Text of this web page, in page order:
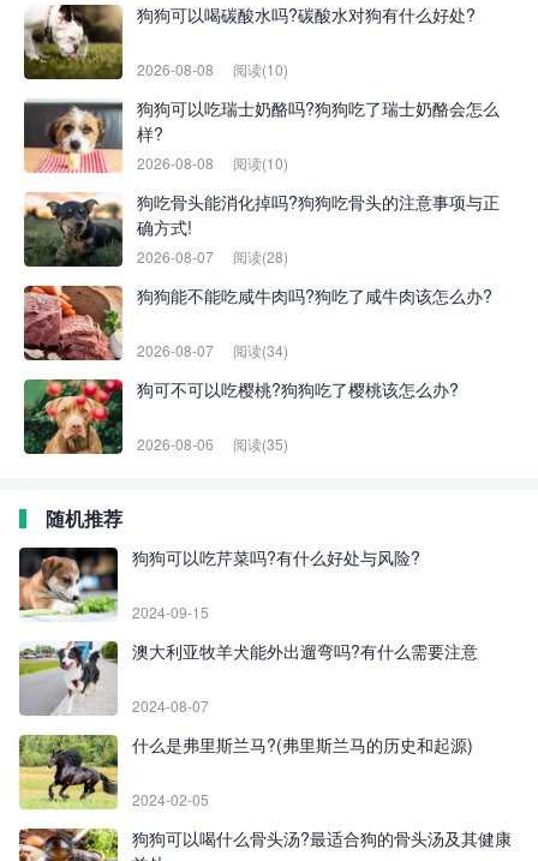
狗狗可以喝碳酸水吗?碳酸水对狗有什么好处?
2026-08-08 阅读(10)
狗狗可以吃瑞士奶酪吗?狗狗吃了瑞士奶酪会怎么
样?
2026-08-08 阅读(10)
狗吃骨头能消化掉吗?狗狗吃骨头的注意事项与正
确方式!
2026-08-07 阅读(28)
狗狗能不能吃咸牛肉吗?狗吃了咸牛肉该怎么办?
2026-08-07 阅读(34)
狗可不可以吃樱桃?狗狗吃了樱桃该怎么办?
2026-08-06 阅读(35)
随机推荐
狗狗可以吃芹菜吗?有什么好处与风险?
2024-09-15
澳大利亚牧羊犬能外出遛弯吗?有什么需要注意
2024-08-07
什么是弗里斯兰马?(弗里斯兰马的历史和起源)
2024-02-05
狗狗可以喝什么骨头汤?最适合狗的骨头汤及其健康